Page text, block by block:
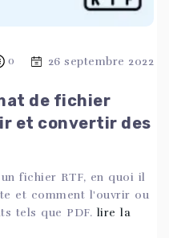
0 26 septembre 2022
de fichier
et convertir des
fichier RTF, en quoi il
et comment l'ouvrir ou
tels que PDF. lire la